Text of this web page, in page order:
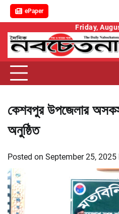
ePaper
content
Friday,
কেশবপুর উপজেলার
অনুষ্ঠিত
Posted on September 25, 2025